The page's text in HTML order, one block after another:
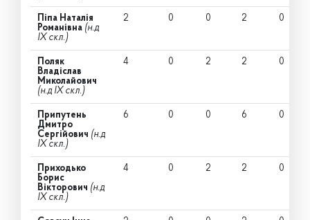
Піпа Наталія
Романівна (н.д
IX скл.)
2 0 0 2 0
Поляк
Владіслав
Миколайович
(н.д IX скл.)
4 0 2 2 0
Припутень
Дмитро
Сергійович (н.д
IX скл.)
6 0 0 6 0
Приходько
Борис
Вікторович (н.д
IX скл.)
4 0 2 2 0